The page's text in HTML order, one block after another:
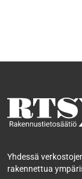
Yhdessä
rakennettua